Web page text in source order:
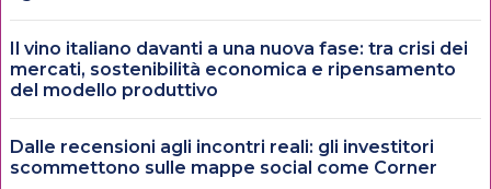
Il vino italiano davanti a una nuova fase: tra crisi dei
mercati, sostenibilità economica e ripensamento
del modello produttivo
Dalle recensioni agli incontri reali: gli investitori
scommettono sulle mappe social come Corner